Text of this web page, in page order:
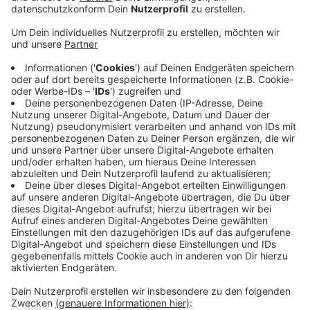
Die Eurobahn streicht nach den Osterferien ihre
Zugfahrpläne zusammen. Damit reagiert sie auf den
Personalmangel aufgrund von hohen Krankenständen
und des allgemeinen Fachkräftemangels. Auf der Linie
RB 65 von Münster nach Rheine wird nur noch jede
Stunde eine Zug fahren, auf der RB 66 von Münster
nach Osnabrück sogar nur noch alle zwei Stunden und
die RB 67 von Münster über Warendorf Richtung
Bielefeld endet dann bereits in Rheda-Wiedenbrück.
Auf allen betroffenen Strecken fahren auch Züge
anderer Verkehrsunternehmen. Die Fahrplankürzungen
gelten zunächst bis zu den Sommerferien, danach wird
neu entschieden.
Hier findet ihr weitere Infos.
Anzeige